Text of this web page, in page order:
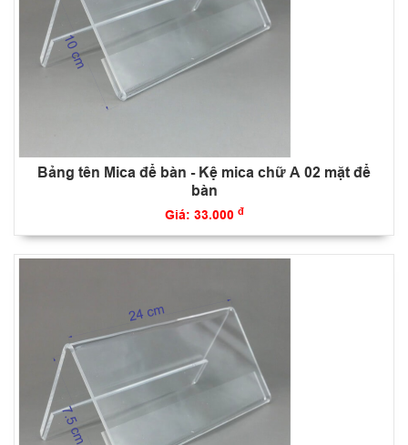
Bảng tên Mica để bàn - Kệ mica chữ A 02 mặt để
bàn
Giá: 33.000 đ